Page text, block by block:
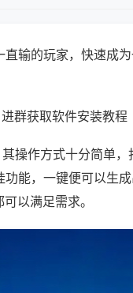
输的玩家，快速成
群获取软件安装教程
操作方式十分简单
能，一键便可以生
以满足需求。